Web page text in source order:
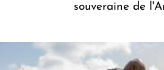
souveraine de